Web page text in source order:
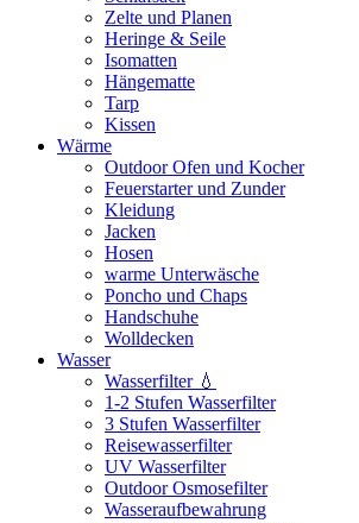
Zelte und Planen
Heringe & Seile
Isomatten
Hängematte
Tarp
Kissen
Wärme
Outdoor Ofen und Kocher
Feuerstarter und Zunder
Kleidung
Jacken
Hosen
warme Unterwäsche
Poncho und Chaps
Handschuhe
Wolldecken
Wasser
Wasserfilter 💧
1-2 Stufen Wasserfilter
3 Stufen Wasserfilter
Reisewasserfilter
UV Wasserfilter
Outdoor Osmosefilter
Wasseraufbewahrung